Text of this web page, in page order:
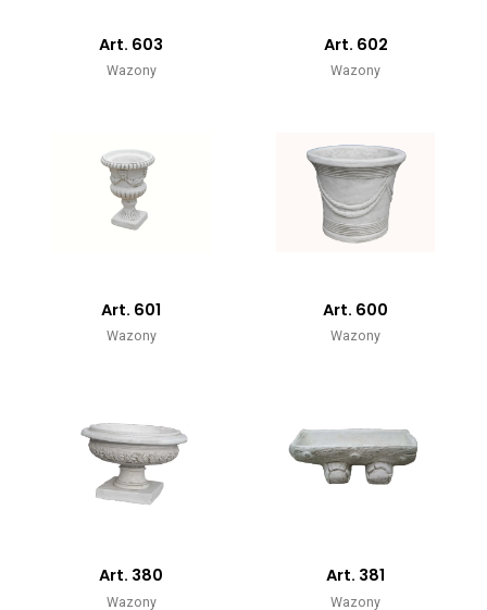
Art. 603
Wazony
Art. 602
Wazony
Art. 601
Wazony
Art. 600
Wazony
Art. 380
Wazony
Art. 381
Wazony